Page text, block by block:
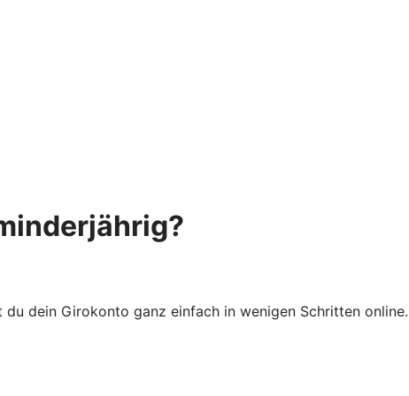
dein Girokonto ganz einfach in wenigen Schritten online.